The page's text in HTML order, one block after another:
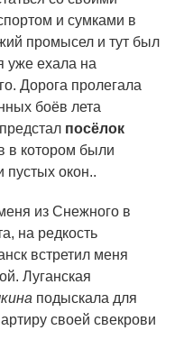
и сумками в
промысел и тут был
уже ехала на
Дорога пролегала
боёв лета
посёлок
в котором были
пустых окон..
из Снежного в
на редкость
встретил меня
Луганская
подыскала для
своей свекрови